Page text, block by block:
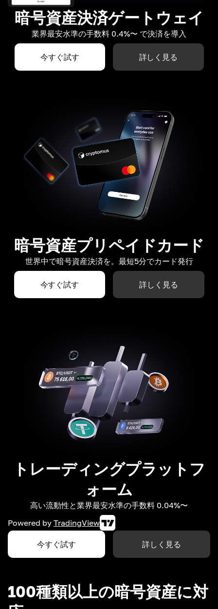
暗号資産決済ゲートウェイ
業界最安水準の手数料 0.4%〜 で決済を導入
今すぐ試す 詳しく見る
暗号資産プリペイドカード
世界中で暗号資産決済を。最短5分でカード発行
今すぐ試す 詳しく見る
トレーディングプラットフ
ォーム
高い流動性と業界最安水準の手数料 0.04%〜
Powered by TradingView
今すぐ試す 詳しく見る
100種類以上の暗号資産に対